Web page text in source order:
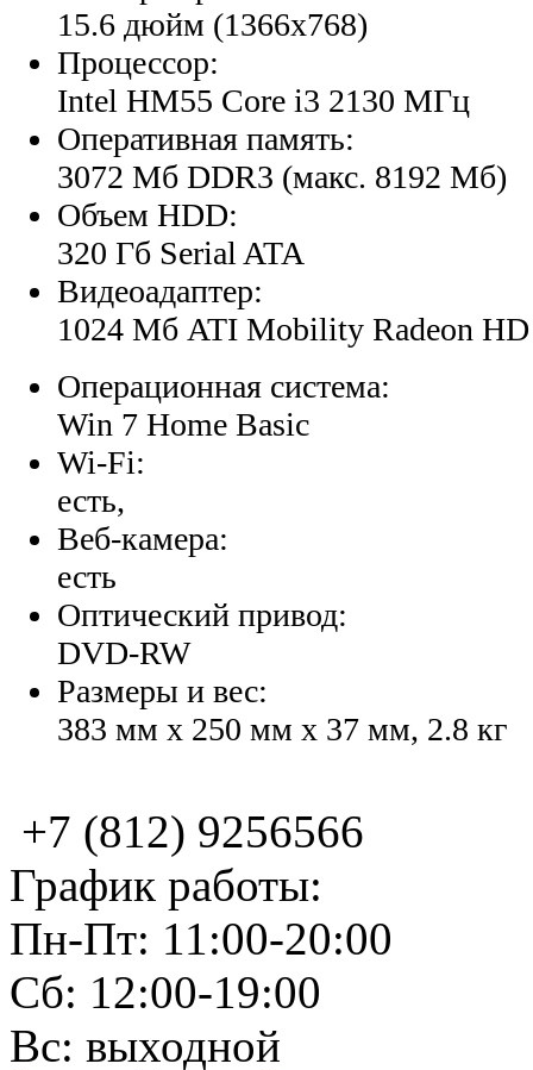
15.6 дюйм (1366x768)
Процессор:
Intel HM55 Core i3 2130 МГц
Оперативная память:
3072 Мб DDR3 (макс. 8192 Мб)
Объем HDD:
320 Гб Serial ATA
Видеоадаптер:
1024 Мб ATI Mobility Radeon HD
Операционная система:
Win 7 Home Basic
Wi-Fi:
есть,
Веб-камера:
есть
Оптический привод:
DVD-RW
Размеры и вес:
383 мм x 250 мм x 37 мм, 2.8 кг
+7 (812) 9256566
График работы:
Пн-Пт: 11:00-20:00
Сб: 12:00-19:00
Вс: выходной